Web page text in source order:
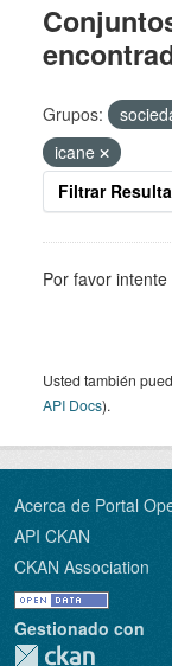
Grupos:
icane
Filtrar
Por favor
Usted también
API Docs).
Acerca de Portal
API CKAN
CKAN Association
Gestionado con